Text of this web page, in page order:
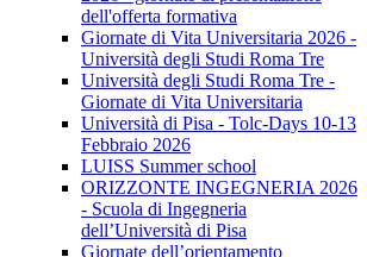
dell'offerta formativa
Giornate di Vita Universitaria 2026 -
Università degli Studi Roma Tre
Università degli Studi Roma Tre -
Giornate di Vita Universitaria
Università di Pisa - Tolc-Days 10-13
Febbraio 2026
LUISS Summer school
ORIZZONTE INGEGNERIA 2026
- Scuola di Ingegneria
dell’Università di Pisa
Giornate dell’orientamento